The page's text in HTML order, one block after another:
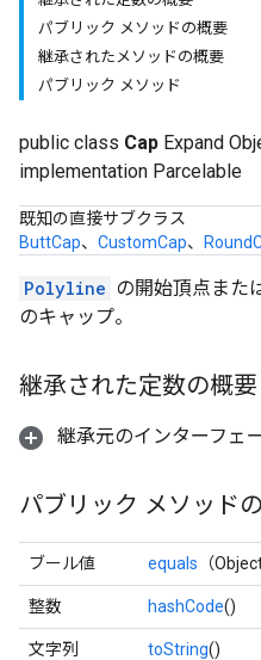
パブリック メソッドの概要
継承されたメソッドの概要
パブリック メソッド
public class Cap Expand
implementation Parcelable
既知の直接サブクラス
ButtCap、 CustomCap、
Polyline の開始頂点また
のキャップ。
継承された定数の概要
継承元のインターフェ
パブリック メソッド
ブール値 equals （
整数 hashCode()
文字列 toString()